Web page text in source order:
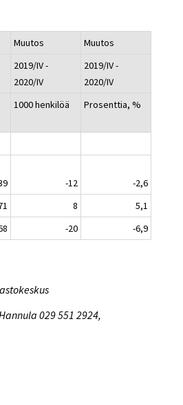
Muutos
Muutos
2019/IV -
2020/IV
2019/IV -
2020/IV
1000 henkilöä Prosenttia, %
-12
-2,6
8
5,1
-20 -6,9
029 551 2924,